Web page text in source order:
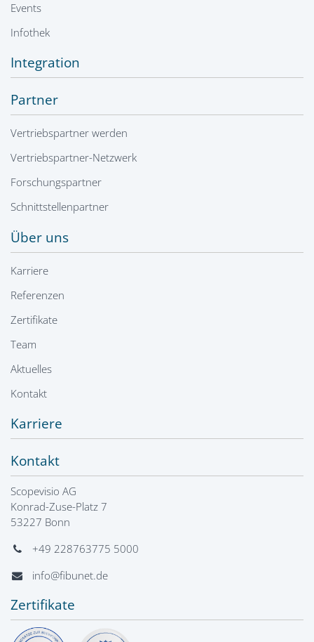
Events
Infothek
Integration
Partner
Vertriebspartner werden
Vertriebspartner-Netzwerk
Forschungspartner
Schnittstellenpartner
Über uns
Karriere
Referenzen
Zertifikate
Team
Aktuelles
Kontakt
Karriere
Kontakt
Scopevisio AG
Konrad-Zuse-Platz 7
53227 Bonn
+49 228763775 5000
info@fibunet.de
Zertifikate